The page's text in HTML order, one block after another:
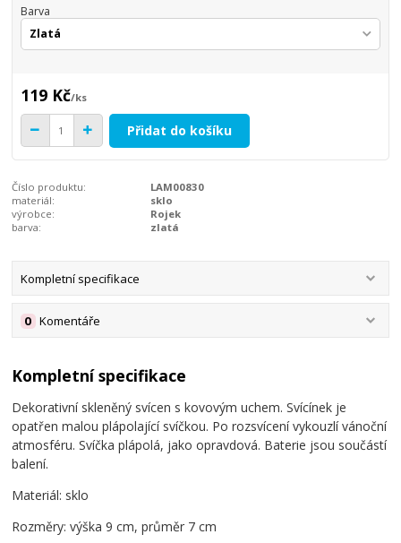
Barva
119 Kč/ks
Přidat do košíku
Číslo produktu:
LAM00830
materiál:
sklo
výrobce:
Rojek
barva:
zlatá
Kompletní specifikace
Komentáře
0
Kompletní specifikace
Dekorativní skleněný svícen s kovovým uchem. Svícínek je
opatřen malou plápolající svíčkou. Po rozsvícení vykouzlí vánoční
atmosféru. Svíčka plápolá, jako opravdová. Baterie jsou součástí
balení.
Materiál: sklo
Rozměry: výška 9 cm, průměr 7 cm